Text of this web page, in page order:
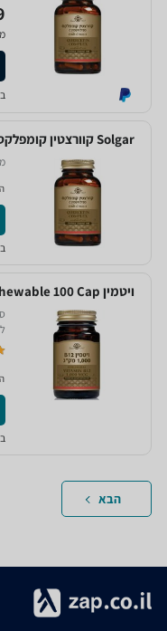
Solgar קוורצטין קומפלקס 100 כמוסות
ב- 2
ויטמין Solgar Vitamin B12 Chewable 100 Cap
ב-
הבא